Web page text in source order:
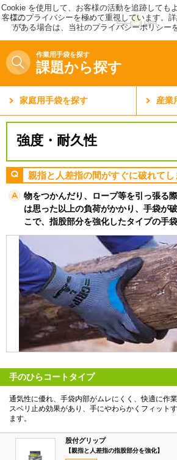
作業用手袋を探す
課題から探す
家庭用手袋を探す 産業
強度・耐久性
親指と人差指の間がすぐに破れてし
物をつかんだり、ロープ等を引っ張る
は思った以上の負荷がかかり、手袋が
こで、指股部分を強化したタイプの手
手のひらコートタイプ
通気性に優れ、手袋内部がムレにくく、快適に作
スベリ止め効果があり、手にやわらかくフィット
ます。
股付グリップ
【親指と人差指の指股部分を強化】
Cookie を使用して、お客様の活動を追跡しても
客様のプライバシーを極めて重視しています。
がある場合は、当社のプライバシーポリシー